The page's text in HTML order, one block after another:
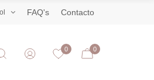
FAQ's Contacto
0 0